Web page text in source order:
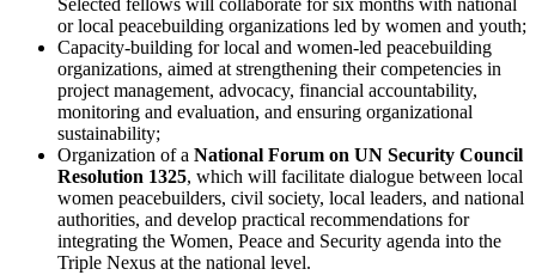
Selected fellows will collaborate for six months with national
or local peacebuilding organizations led by women and youth;
Capacity-building for local and women-led peacebuilding
organizations, aimed at strengthening their competencies in
project management, advocacy, financial accountability,
monitoring and evaluation, and ensuring organizational
sustainability;
Organization of a National Forum on UN Security Council
Resolution 1325, which will facilitate dialogue between local
women peacebuilders, civil society, local leaders, and national
authorities, and develop practical recommendations for
integrating the Women, Peace and Security agenda into the
Triple Nexus at the national level.